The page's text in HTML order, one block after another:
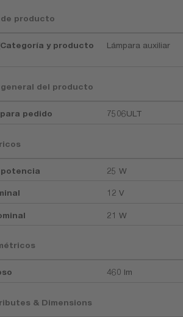
producto
y producto
Lámpara auxiliar
del producto
pedido 7506ULT
25 W
12 V
21 W
460 lm
& Dimensions